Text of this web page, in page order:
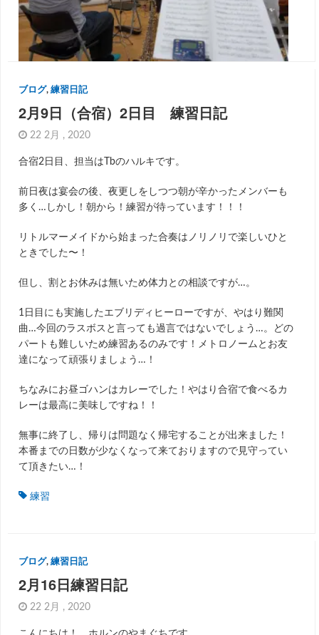
ブログ, 練習日記
2月9日（合宿）2日目 練習日記
22 2月 , 2020
合宿2日目、担当はTbのハルキです。
前日夜は宴会の後、夜更しをしつつ朝が辛かったメンバーも
多く…しかし！朝から！練習が待っています！！！
リトルマーメイドから始まった合奏はノリノリで楽しいひと
ときでした〜！
但し、割とお休みは無いため体力との相談ですが…。
1日目にも実施したエブリディヒーローですが、やはり難関
曲…今回のラスボスと言っても過言ではないでしょう…。どの
パートも難しいため練習あるのみです！メトロノームとお友
達になって頑張りましょう…！
ちなみにお昼ゴハンはカレーでした！やはり合宿で食べるカ
レーは最高に美味しですね！！
無事に終了し、帰りは問題なく帰宅することが出来ました！
本番までの日数が少なくなって来ておりますので見守ってい
て頂きたい…！
練習
ブログ, 練習日記
2月16日練習日記
22 2月 , 2020